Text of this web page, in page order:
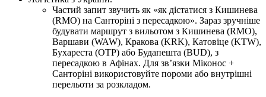
Частий запит звучить як «як дістатися з Кишинева
(RMO) на Санторіні з пересадкою». Зараз зручніше
будувати маршрут з вильотом з Кишинева (RMO),
Варшави (WAW), Кракова (KRK), Катовіце (KTW),
Бухареста (OTP) або Будапешта (BUD), з
пересадкою в Афінах. Для зв’язки Міконос +
Санторіні використовуйте пороми або внутрішні
перельоти за розкладом.